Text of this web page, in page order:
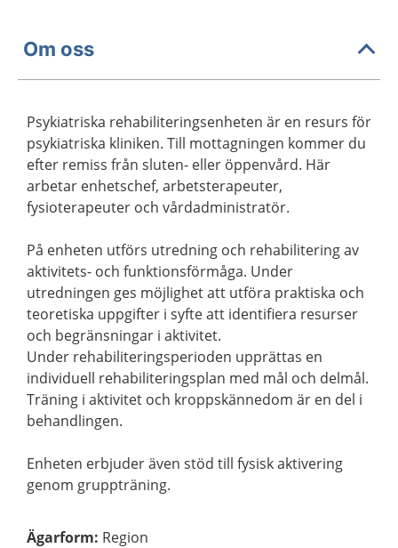
Om oss
Psykiatriska rehabiliteringsenheten är en resurs för
psykiatriska kliniken. Till mottagningen kommer du
efter remiss från sluten- eller öppenvård. Här
arbetar enhetschef, arbetsterapeuter,
fysioterapeuter och vårdadministratör.
På enheten utförs utredning och rehabilitering av
aktivitets- och funktionsförmåga. Under
utredningen ges möjlighet att utföra praktiska och
teoretiska uppgifter i syfte att identifiera resurser
och begränsningar i aktivitet.
Under rehabiliteringsperioden upprättas en
individuell rehabiliteringsplan med mål och delmål.
Träning i aktivitet och kroppskännedom är en del i
behandlingen.
Enheten erbjuder även stöd till fysisk aktivering
genom gruppträning.
Ägarform: Region